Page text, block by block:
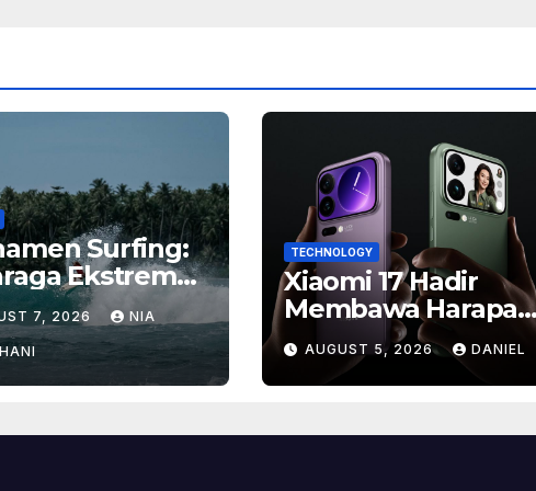
Surfing:
Ekstrem
Hadiah
7, 2026 NIA
TECHNOLOGY
Xiaomi 17 Hadir
Membawa Harapan
Baru, Inilah Alasan
Banyak Orang
Menantikan Ponsel
AUGUST 5, 2026 DANIEL